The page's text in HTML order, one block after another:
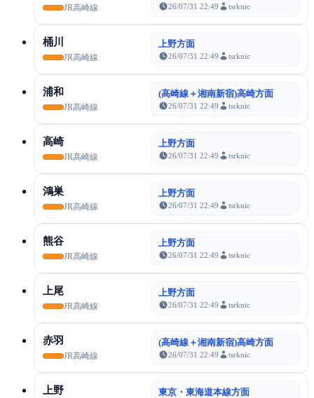
JR高崎線 26/07/31 22:49 tsrknic
桶川
JR高崎線
上野方面
26/07/31 22:49 tsrknic
浦和
JR高崎線
(高崎線＋湘南新宿)高崎方面
26/07/31 22:49 tsrknic
高崎
JR高崎線
上野方面
26/07/31 22:49 tsrknic
鴻巣
JR高崎線
上野方面
26/07/31 22:49 tsrknic
熊谷
JR高崎線
上野方面
26/07/31 22:49 tsrknic
上尾
JR高崎線
上野方面
26/07/31 22:49 tsrknic
赤羽
JR高崎線
(高崎線＋湘南新宿)高崎方面
26/07/31 22:49 tsrknic
上野 東京・東海道本線方面